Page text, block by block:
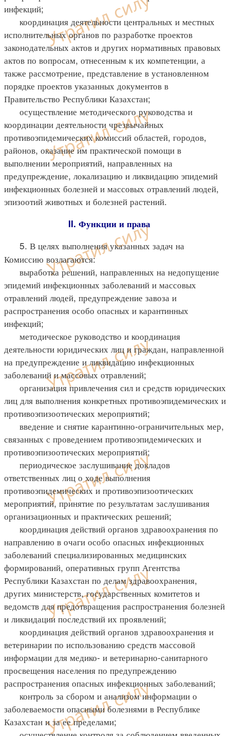
инфекций;
координация деятельности центральных и местных
исполнительных органов по разработке проектов
законодательных актов и других нормативных правовых
актов по вопросам, отнесенным к их компетенции, а
также рассмотрение, представление в установленном
порядке проектов указанных документов в
Правительство Республики Казахстан;
осуществление методического руководства и
координации деятельности чрезвычайных
противоэпидемических комиссий областей, городов,
районов, оказание им практической помощи в
выполнении мероприятий, направленных на
предупреждение, локализацию и ликвидацию эпидемий
инфекционных болезней и массовых отравлений людей,
эпизоотий животных и болезней растений.
II. Функции и права
5. В целях выполнения указанных задач на
Комиссию возлагаются:
выработка решений, направленных на недопущение
эпидемий инфекционных заболеваний и массовых
отравлений людей, предупреждение завоза и
распространения особо опасных и карантинных
инфекций;
методическое руководство и координация
деятельности юридических лиц и граждан, направленной
на предупреждение и ликвидацию инфекционных
заболеваний и массовых отравлений;
организация привлечения сил и средств юридических
лиц для выполнения конкретных противоэпидемических и
противоэпизоотических мероприятий;
введение и снятие карантинно-ограничительных мер,
связанных с проведением противоэпидемических и
противоэпизоотических мероприятий;
периодическое заслушивание докладов
ответственных лиц о ходе выполнения
противоэпидемических и противоэпизоотических
мероприятий, принятие по результатам заслушивания
организационных и практических решений;
координация действий органов здравоохранения по
направлению в очаги особо опасных инфекционных
заболеваний специализированных медицинских
формирований, оперативных групп Агентства
Республики Казахстан по делам здравоохранения,
других министерств, государственных комитетов и
ведомств для предотвращения распространения болезней
и ликвидации последствий их проявлений;
координация действий органов здравоохранения и
ветеринарии по использованию средств массовой
информации для медико- и ветеринарно-санитарного
просвещения населения по предупреждению
распространения опасных инфекционных заболеваний;
контроль за сбором и анализом информации о
заболеваемости опасными болезнями в Республике
Казахстан и за ее пределами;